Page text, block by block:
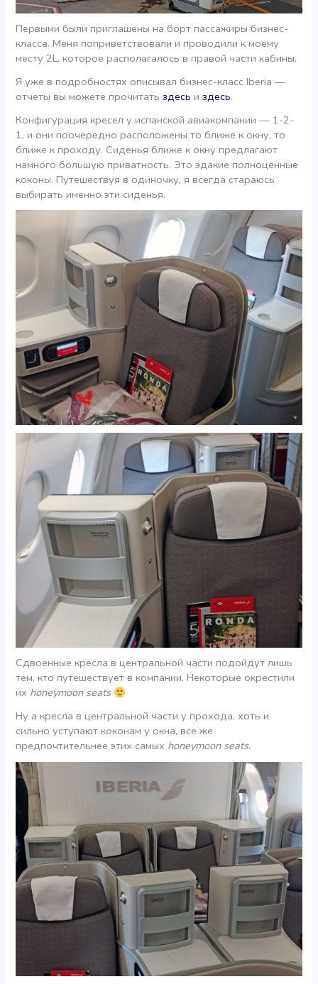
Первыми были приглашены на борт пассажиры бизнес-
класса. Меня поприветствовали и проводили к моему
месту 2L, которое располагалось в правой части кабины.
Я уже в подробностях описывал бизнес-класс Iberia —
отчеты вы можете прочитатьздесь издесь.
Конфигурация кресел у испанской авиакомпании — 1-2-
1, и они поочередно расположены то ближе к окну, то
ближе к проходу. Сиденья ближе к окну предлагают
намного большую приватность. Это эдакие полноценные
коконы. Путешествуя в одиночку, я всегда стараюсь
выбирать именно эти сиденья.
Сдвоенные кресла в центральной части подойдут лишь
тем, кто путешествует в компании. Некоторые окрестили
их honeymoon seats
Ну а кресла в центральной части у прохода, хоть и
сильно уступают коконам у окна, все же
предпочтительнее этих самых honeymoon seats.